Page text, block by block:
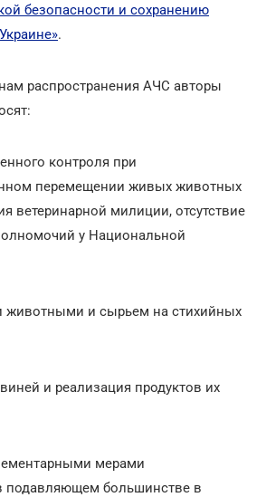
безопасности и сохранению
.
распространения АЧС авторы
контроля при
перемещении живых животных
ветеринарной милиции, отсутствие
у Национальной
и сырьем на стихийных
и реализация продуктов их
мерами
подавляющем большинстве в